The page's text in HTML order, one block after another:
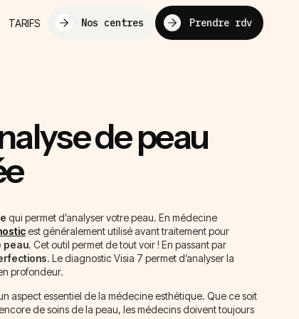
TARIFS Nos centres Prendre rdv
de peau
qui permet d’analyser votre peau. En médecine
est généralement utilisé avant traitement pour
peau. Cet outil permet de tout voir ! En passant par
. Le diagnostic Visia 7 permet d’analyser la
profondeur.
aspect essentiel de la médecine esthétique. Que ce soit
de soins de la peau, les médecins doivent toujours